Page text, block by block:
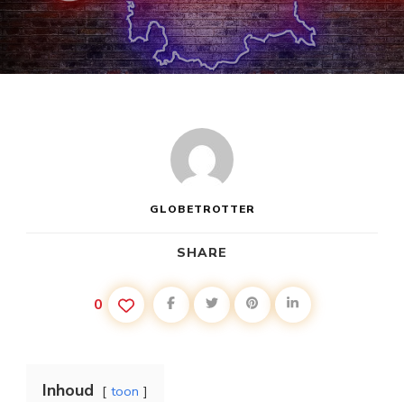
GLOBETROTTER
SHARE
0
Inhoud toon